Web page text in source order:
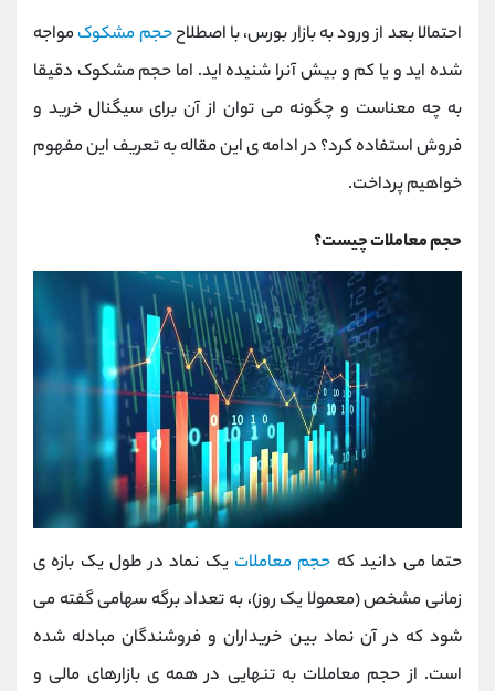
احتمالا بعد از ورود به بازار بورس، با اصطلاححجم مشکوکمواجه
شده اید و یا کم و بیش آنرا شنیده اید. اما حجم مشکوک دقیقا
به چه معناست و چگونه می توان از آن برای سیگنال خرید و
فروش استفاده کرد؟ در ادامه ی این مقاله به تعریف این مفهوم
خواهیم پرداخت.
حجم معاملات چیست؟
حتما می دانید که حجم معاملات یک نماد در طول یک بازه ی
زمانی مشخص (معمولا یک روز)، به تعداد برگه سهامی گفته می
شود که در آن نماد بین خریداران و فروشندگان مبادله شده
است. از حجم معاملات به تنهایی در همه ی بازارهای مالی و
تلفن 021-22021030
بدون پیش شماره 90001030
اینستاگرام @alireza.mehrabii
کانال تلگرام @alirezamehrabi_com